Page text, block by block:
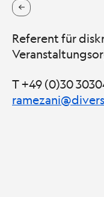
Referent für
T +49 (0)30